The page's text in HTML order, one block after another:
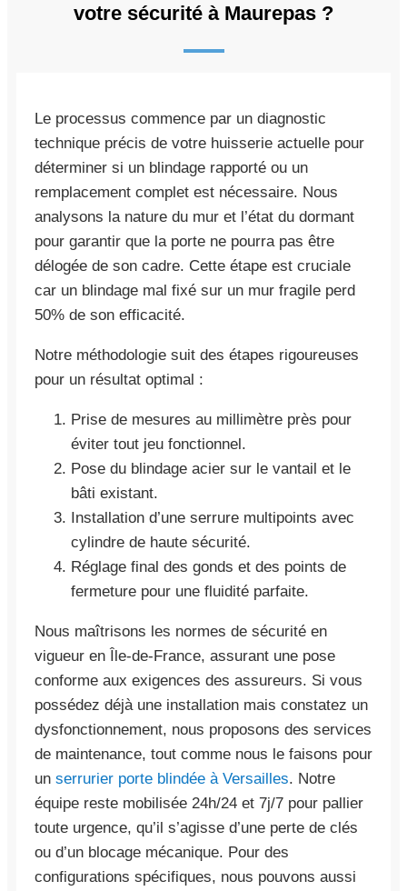
votre sécurité à Maurepas ?
Le processus commence par un diagnostic
technique précis de votre huisserie actuelle pour
déterminer si un blindage rapporté ou un
remplacement complet est nécessaire. Nous
analysons la nature du mur et l’état du dormant
pour garantir que la porte ne pourra pas être
délogée de son cadre. Cette étape est cruciale
car un blindage mal fixé sur un mur fragile perd
50% de son efficacité.
Notre méthodologie suit des étapes rigoureuses
pour un résultat optimal :
Prise de mesures au millimètre près pour
éviter tout jeu fonctionnel.
Pose du blindage acier sur le vantail et le
bâti existant.
Installation d’une serrure multipoints avec
cylindre de haute sécurité.
Réglage final des gonds et des points de
fermeture pour une fluidité parfaite.
Nous maîtrisons les normes de sécurité en
vigueur en Île-de-France, assurant une pose
conforme aux exigences des assureurs. Si vous
possédez déjà une installation mais constatez un
dysfonctionnement, nous proposons des services
de maintenance, tout comme nous le faisons pour
un serrurier porte blindée à Versailles. Notre
équipe reste mobilisée 24h/24 et 7j/7 pour pallier
toute urgence, qu’il s’agisse d’une perte de clés
ou d’un blocage mécanique. Pour des
configurations spécifiques, nous pouvons aussi